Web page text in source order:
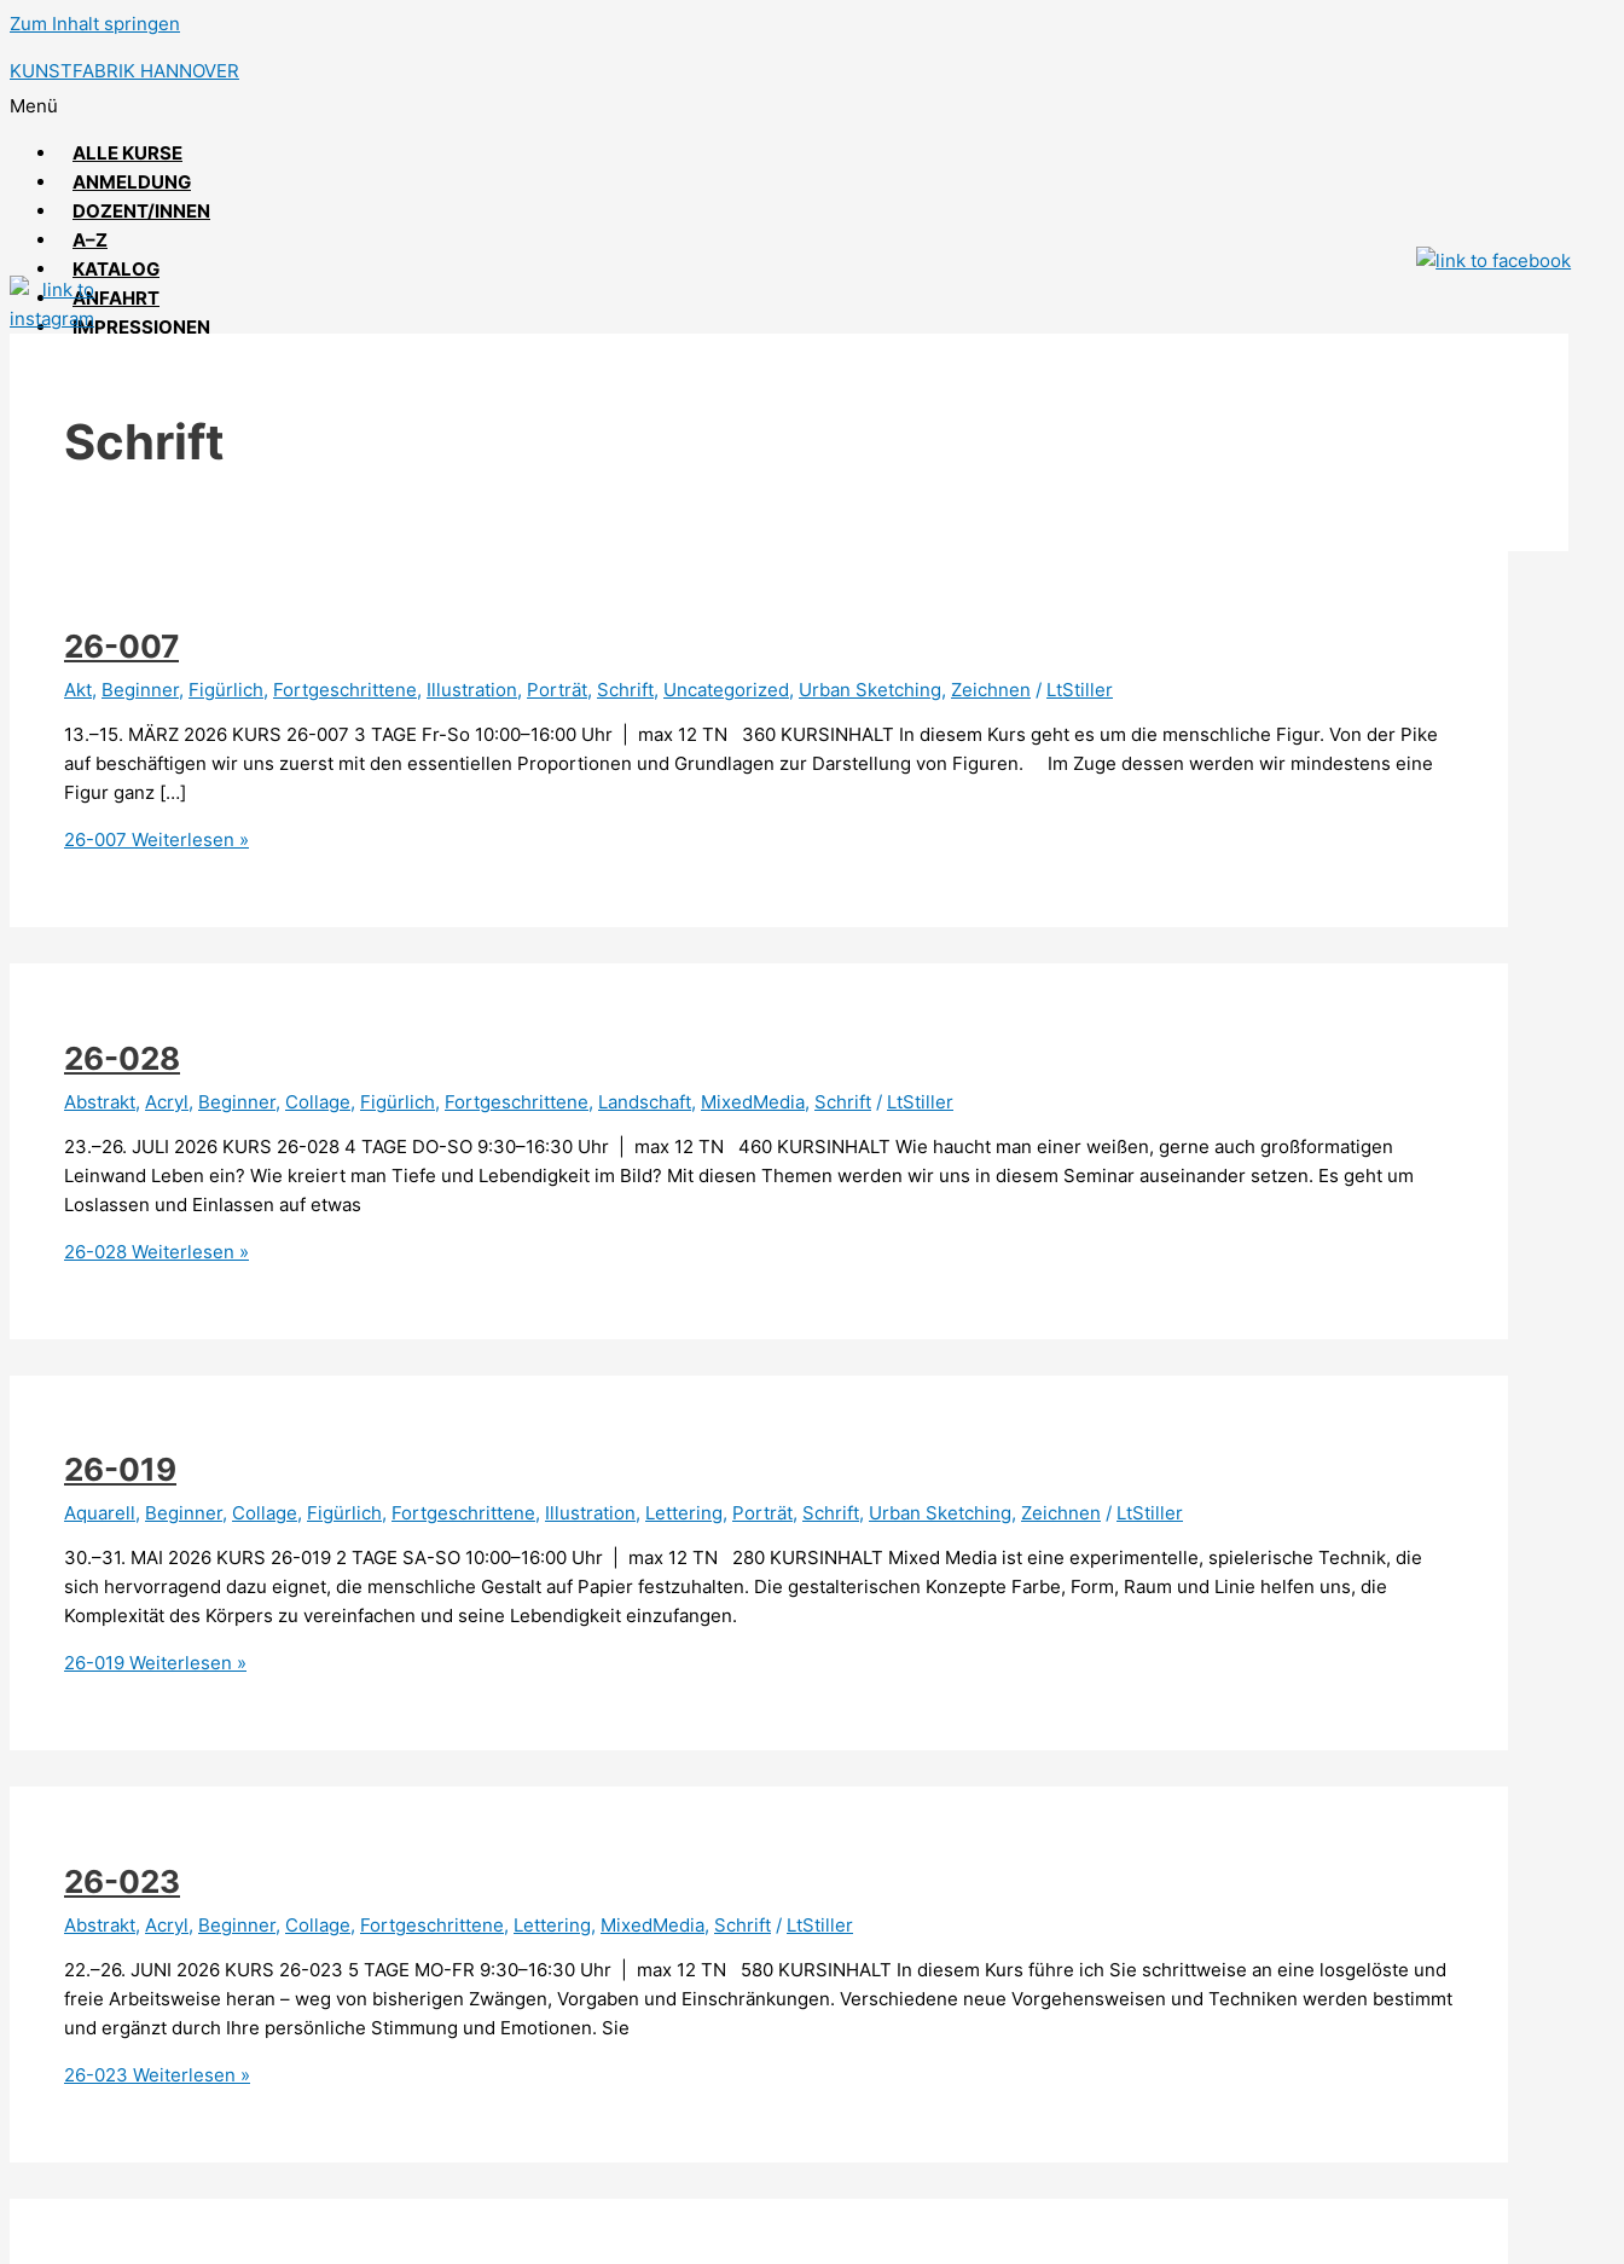
Zum Inhalt springen
KUNSTFABRIK HANNOVER
Menü
ALLE KURSE
ANMELDUNG
DOZENT/INNEN
A–Z
KATALOG
ANFAHRT
IMPRESSIONEN
Schrift
26-007
Akt, Beginner, Figürlich, Fortgeschrittene, Illustration, Porträt, Schrift, Uncategorized, Urban Sketching, Zeichnen / LtStiller
13.–15. MÄRZ 2026 KURS 26-007 3 TAGE Fr-So 10:00–16:00 Uhr | max 12 TN 360 KURSINHALT In diesem Kurs geht es um die menschliche Figur. Von der Pike
auf beschäftigen wir uns zuerst mit den essentiellen Proportionen und Grundlagen zur Darstellung von Figuren. Im Zuge dessen werden wir mindestens eine
Figur ganz […]
26-007 Weiterlesen »
26-028
Abstrakt, Acryl, Beginner, Collage, Figürlich, Fortgeschrittene, Landschaft, MixedMedia, Schrift / LtStiller
23.–26. JULI 2026 KURS 26-028 4 TAGE DO-SO 9:30–16:30 Uhr | max 12 TN 460 KURSINHALT Wie haucht man einer weißen, gerne auch großformatigen
Leinwand Leben ein? Wie kreiert man Tiefe und Lebendigkeit im Bild? Mit diesen Themen werden wir uns in diesem Seminar auseinander setzen. Es geht um
Loslassen und Einlassen auf etwas
26-028 Weiterlesen »
26-019
Aquarell, Beginner, Collage, Figürlich, Fortgeschrittene, Illustration, Lettering, Porträt, Schrift, Urban Sketching, Zeichnen / LtStiller
30.–31. MAI 2026 KURS 26-019 2 TAGE SA-SO 10:00–16:00 Uhr | max 12 TN 280 KURSINHALT Mixed Media ist eine experimentelle, spielerische Technik, die
sich hervorragend dazu eignet, die menschliche Gestalt auf Papier festzuhalten. Die gestalterischen Konzepte Farbe, Form, Raum und Linie helfen uns, die
Komplexität des Körpers zu vereinfachen und seine Lebendigkeit einzufangen.
26-019 Weiterlesen »
26-023
Abstrakt, Acryl, Beginner, Collage, Fortgeschrittene, Lettering, MixedMedia, Schrift / LtStiller
22.–26. JUNI 2026 KURS 26-023 5 TAGE MO-FR 9:30–16:30 Uhr | max 12 TN 580 KURSINHALT In diesem Kurs führe ich Sie schrittweise an eine losgelöste und
freie Arbeitsweise heran – weg von bisherigen Zwängen, Vorgaben und Einschränkungen. Verschiedene neue Vorgehensweisen und Techniken werden bestimmt
und ergänzt durch Ihre persönliche Stimmung und Emotionen. Sie
26-023 Weiterlesen »